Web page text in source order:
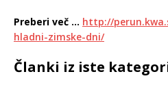
Preberi več … http://
hladni-zimske-dni/
Članki iz iste